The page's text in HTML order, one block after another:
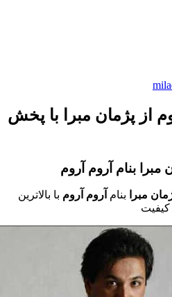
از پژمان مبرا با پخش
بنام آروم آروم
مبرا بنامآروم آرومبا بالاترین
کیفیت